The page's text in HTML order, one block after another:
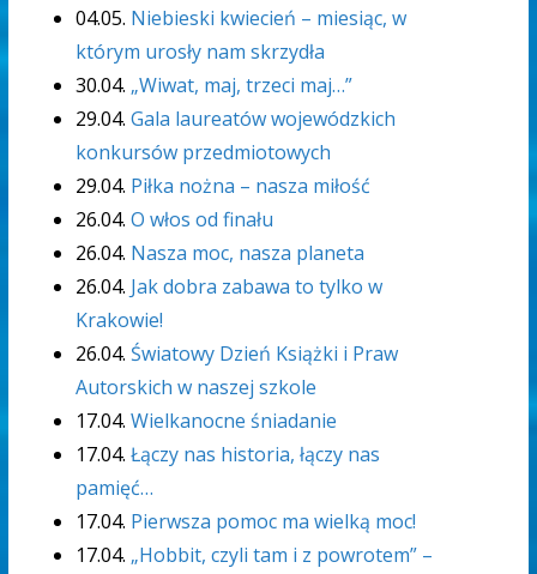
04.05. Niebieski kwiecień – miesiąc, w
którym urosły nam skrzydła
30.04. „Wiwat, maj, trzeci maj…”
29.04. Gala laureatów wojewódzkich
konkursów przedmiotowych
29.04. Piłka nożna – nasza miłość
26.04. O włos od finału
26.04. Nasza moc, nasza planeta
26.04. Jak dobra zabawa to tylko w
Krakowie!
26.04. Światowy Dzień Książki i Praw
Autorskich w naszej szkole
17.04. Wielkanocne śniadanie
17.04. Łączy nas historia, łączy nas
pamięć…
17.04. Pierwsza pomoc ma wielką moc!
17.04. „Hobbit, czyli tam i z powrotem” –